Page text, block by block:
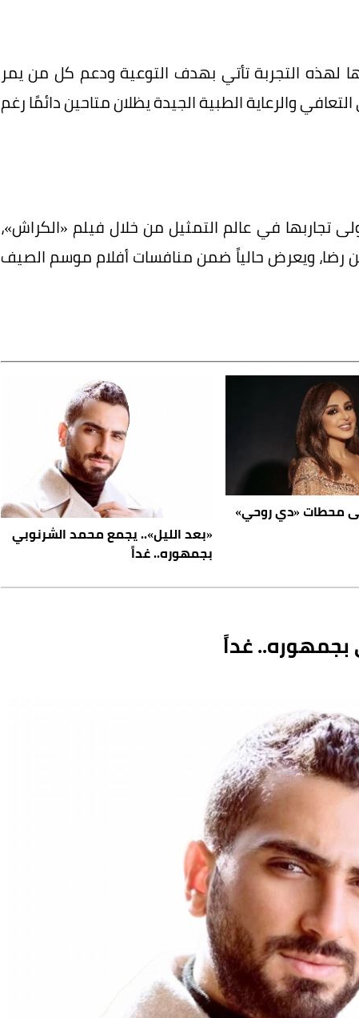
لهذه التجربة تأتي بهدف التوعية ودعم كل من يمر
والرعاية الطبية الجيدة يظلان متاحين دائمًا رغم
تجاربها في عالم التمثيل من خلال فيلم «الكراش»،
رضا، ويعرض حالياً ضمن منافسات أفلام موسم الصيف
محطات «دي روحي»
«بعد الليل».. يجمع محمد الشرنوبي
بجمهوره.. غداً
بجمهوره.. غداً